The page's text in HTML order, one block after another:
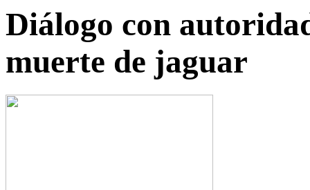
Diálogo con
muerte de jaguar